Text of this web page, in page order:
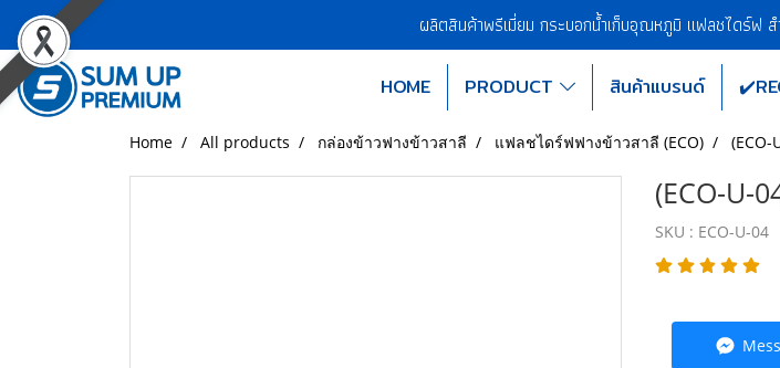
ผลิตสินค้าพรีเมี่ยม กระบอกน้ำเก็บอุณหภูมิ แฟลชไดร์ฟ ส
HOME PRODUCT สินค้าแบรนด์
Home All products กล่องข้าวฟางข้าวสาลี แฟลชไดร์ฟฟางข้าวสาลี (ECO) (ECO-
(ECO-U-
SKU : ECO-U-04